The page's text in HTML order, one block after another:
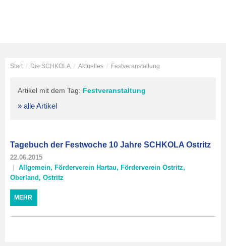
Start / Die SCHKOLA / Aktuelles / Festveranstaltung
Artikel mit dem Tag: Festveranstaltung
» alle Artikel
Tagebuch der Festwoche 10 Jahre SCHKOLA Ostritz
22.06.2015
Allgemein, Förderverein Hartau, Förderverein Ostritz,
Oberland, Ostritz
MEHR